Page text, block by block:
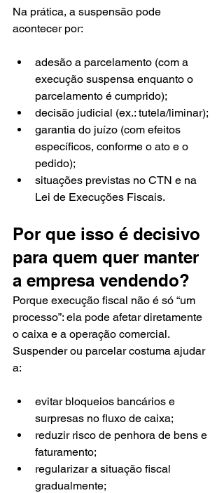
Na prática, a suspensão pode
acontecer por:
adesão a parcelamento (com a
execução suspensa enquanto o
parcelamento é cumprido);
decisão judicial (ex.: tutela/liminar);
garantia do juízo (com efeitos
específicos, conforme o ato e o
pedido);
situações previstas no CTN e na
Lei de Execuções Fiscais.
Por que isso é decisivo
para quem quer manter
a empresa vendendo?
Porque execução fiscal não é só “um
processo”: ela pode afetar diretamente
o caixa e a operação comercial.
Suspender ou parcelar costuma ajudar
a:
evitar bloqueios bancários e
surpresas no fluxo de caixa;
reduzir risco de penhora de bens e
faturamento;
regularizar a situação fiscal
gradualmente;